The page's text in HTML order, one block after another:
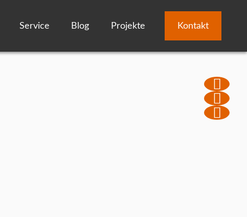
Service Blog Projekte Kontakt